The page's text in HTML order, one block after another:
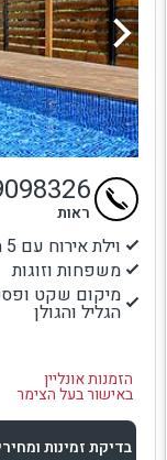
וילת אירוח עם 5 חדרי שינה
משפחות וזוגות
מיקום שקט
הגליל והגולן
הזמנות אונליין
באישור בעל הצימר
ראות
בדיקת זמינות